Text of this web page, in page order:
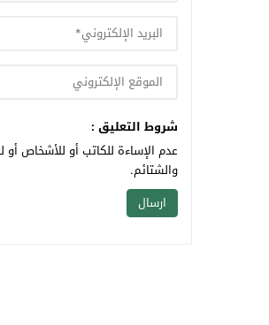
شروط التعليق :
عدم الإساءة للكاتب أو للأشخاص أو
والشتائم.